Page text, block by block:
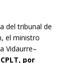
del tribunal de
el ministro
Vidaurre–
por